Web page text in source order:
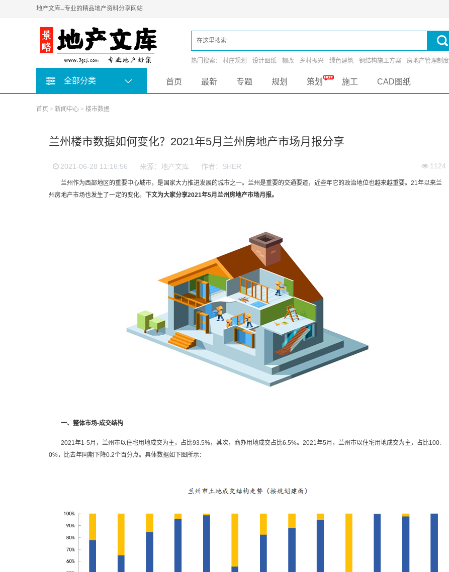
地产文库--专业的精品地产资料分享网站
热门搜索： 村庄规划 设计图纸 棚改 乡村振兴 绿色建筑 钢结构施工方案 房地产管理制度
全部分类 首页 最新 专题 规划 策划 施工 CAD图纸
首页 > 新闻中心 > 楼市数据
兰州楼市数据如何变化？2021年5月兰州房地产市场月报分享
2021-06-28 11:16:56 来源：地产文库 作者：SHER 1124
兰州作为西部地区的重要中心城市，是国家大力推进发展的城市之一。兰州是重要的交通要道，近些年它的政治地位也越来越重要。21年以来兰
州房地产市场也发生了一定的变化。 下文为大家分享2021年5月兰州房地产市场月报。
一、整体市场-成交结构
2021年1-5月，兰州市以住宅用地成交为主，占比93.5%，其次，商办用地成交占比6.5%。2021年5月，兰州市以住宅用地成交为主，占比100.
0%，比去年同期下降0.2个百分点。具体数据如下图所示：